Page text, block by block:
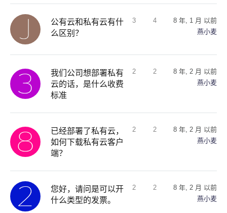
公有云和私有云有什
么区别？
3 4
8 年, 1 月 以前
燕小麦
我们公司想部署私有
云的话，是什么收费
标准
2 2
8 年, 2 月 以前
燕小麦
已经部署了私有云，
如何下载私有云客户
端？
2 2
8 年, 2 月 以前
燕小麦
您好，请问是可以开
什么类型的发票。
2 2
8 年, 2 月 以前
燕小麦